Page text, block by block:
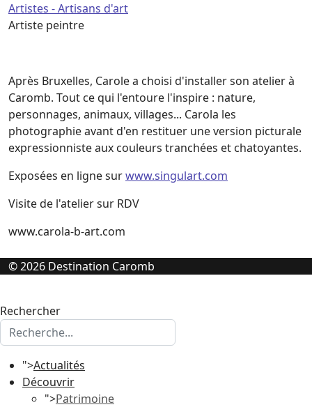
Artistes - Artisans d'art
Artiste peintre
Après Bruxelles, Carole a choisi d'installer son atelier à
Caromb. Tout ce qui l'entoure l'inspire : nature,
personnages, animaux, villages... Carola les
photographie avant d'en restituer une version picturale
expressionniste aux couleurs tranchées et chatoyantes.
Exposées en ligne surwww.singulart.com
Visite de l'atelier sur RDV
www.carola-b-art.com
© 2026 Destination Caromb
Rechercher
">Actualités
Découvrir
">Patrimoine